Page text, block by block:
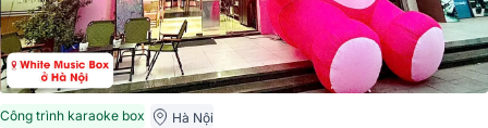
Công trình karaoke box Hà Nội